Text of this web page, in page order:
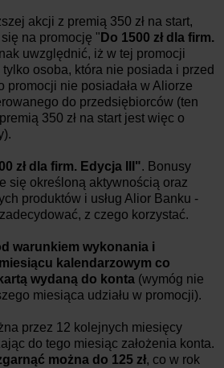
akcji z premią 350 zł na start,
na promocję " Do 1500 zł dla firm.
uwzględnić, iż w tej promocji
osoba, która nie posiada i przed
promocji nie posiadała w Aliorze
do przedsiębiorców (ten
350 zł na start jest więc o
zł dla firm. Edycja III". Bonusy
się określoną aktywnością oraz
produktów i usług Alior Banku -
z czego korzystać.
warunkiem wykonania i
kalendarzowym co
wydaną do konta (wymóg nie
miesiąca udziału w promocji).
przez 12 kolejnych miesięcy
do tego miesiąc założenia konta.
można do 125 zł, co w rok